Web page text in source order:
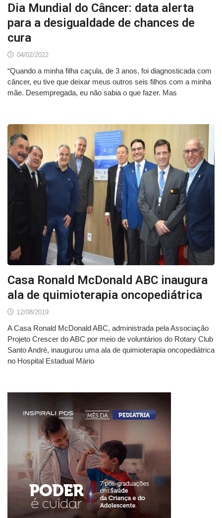
Dia Mundial do Câncer: data alerta
para a desigualdade de chances de
cura
04/02/2022
“Quando a minha filha caçula, de 3 anos, foi diagnosticada com
câncer, eu tive que deixar meus outros seis filhos com a minha
mãe. Desempregada, eu não sabia o que fazer. Mas
Casa Ronald McDonald ABC inaugura
ala de quimioterapia oncopediátrica
12/08/2019
A Casa Ronald McDonald ABC, administrada pela Associação
Projeto Crescer do ABC por meio de voluntários do Rotary Club
Santo André, inaugurou uma ala de quimioterapia oncopediátrica
no Hospital Estadual Mário